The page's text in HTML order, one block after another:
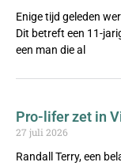
Enige tijd geleden
Dit betreft een 11-
een man die al
Pro-lifer zet in
27 juli 2026
Randall Terry, een